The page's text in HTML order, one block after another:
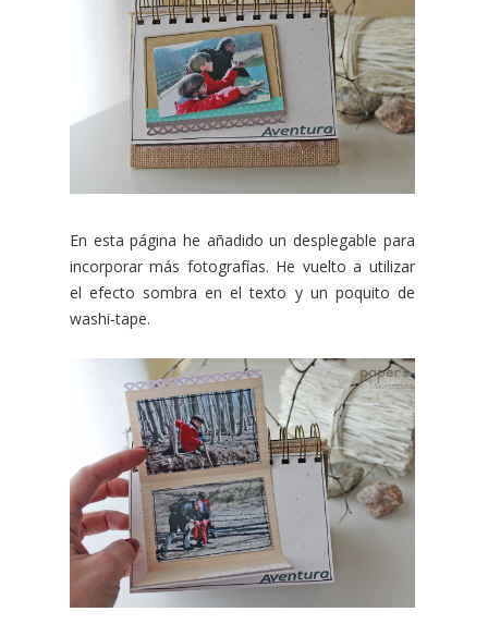
En esta página he añadido un desplegable para
incorporar más fotografías. He vuelto a utilizar
el efecto sombra en el texto y un poquito de
washi-tape.